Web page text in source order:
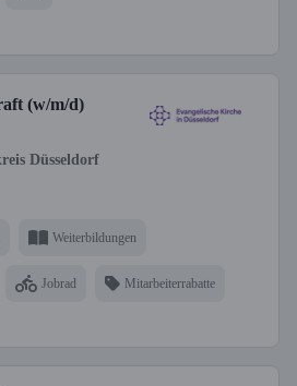
(w/m/d)
Düsseldorf
Weiterbildungen
Jobrad Mitarbeiterrabatte